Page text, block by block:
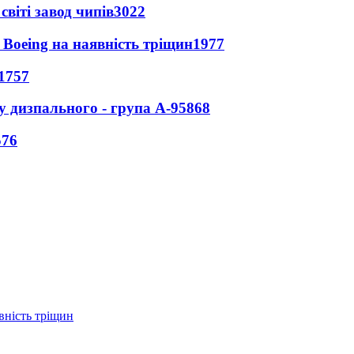
завод чипів3022
на наявність тріщин1977
дизпального - група А-95868
тріщин